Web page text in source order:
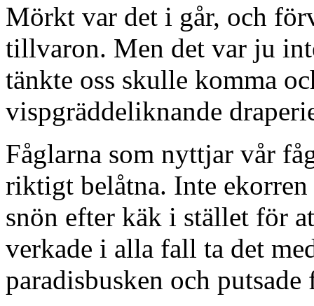
Mörkt var det i går, och
tillvaron. Men det var ju
tänkte oss skulle komma
vispgräddeliknande
Fåglarna som nyttjar vår
riktigt belåtna. Inte
snön efter käk i stället för
verkade i alla fall ta det
paradisbusken och putsade